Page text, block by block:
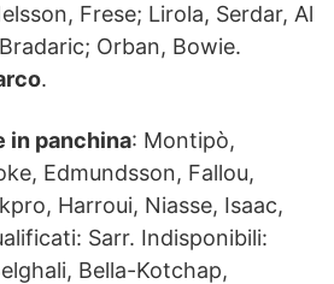
Frese; Lirola, Serdar, Al
Orban, Bowie.
.
in panchina: Montipò,
Edmundsson, Fallou,
Harroui, Niasse, Isaac,
Sarr. Indisponibili:
Bella-Kotchap,